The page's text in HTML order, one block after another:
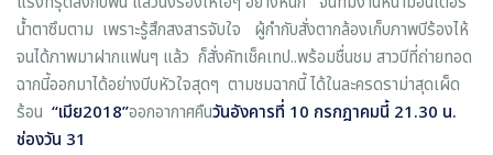
น้ำตาซึมตาม เพราะรู้สึกสงสารจับใจ ผู้กำกับสั่งตากล้องเก็บภาพบีร้องไห้
จนได้ภาพมาฝากแฟนๆ แล้ว ก็สั่งคัทเช็คเทป..พร้อมชื่นชม สาวบีที่ถ่ายทอด
ฉากนี้ออกมาได้อย่างบีบหัวใจสุดๆ ตามชมฉากนี้ ได้ในละครดราม่าสุดเผ็ด
ร้อน “เมีย2018”ออกอากาศคืนวันอังคารที่ 10 กรกฎาคมนี้ 21.30 น.
ช่องวัน 31